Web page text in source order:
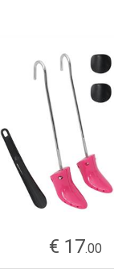
€ 17.00